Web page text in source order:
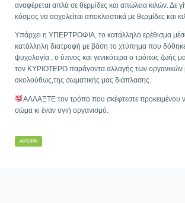
αναφέρεται απλά σε θερμίδες και απώλεια κιλών. Δε
κόσμος να ασχολείται αποκλειστικά με θερμίδες και
Υπάρχει η ΥΠΕΡΤΡΟΦΙΑ, το κατάλληλο ερέθισμα
κατάλληλη διατροφή με βάση το χτύπημα που
ψυχολογία , ο ύπνος και γενικότερα ο τρόπος ζωής
τον ΚΥΡΙΟΤΕΡΟ παράγοντα αλλαγής των οργανικών
ακολούθως,της σωματικής μας διάπλασης.
ΑΛΛΑΞΤΕ τον τρόπο που σκέφτεστε προκειμένου
σώμα κι έναν υγιή οργανισμό.
ΆΡΘΡΑ